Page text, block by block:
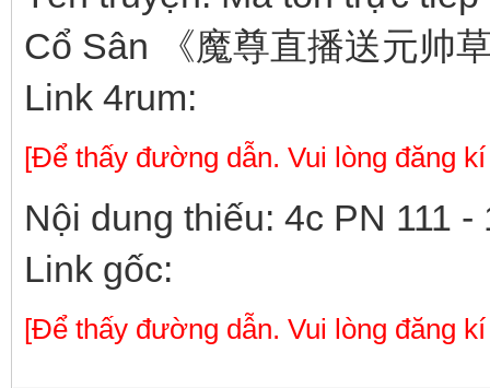
Cổ Sân 《魔尊直播送元帅
Link 4rum:
[Để thấy đường dẫn. Vui lòng đăng
Nội dung thiếu: 4c PN 111 -
Link gốc:
[Để thấy đường dẫn. Vui lòng đăng